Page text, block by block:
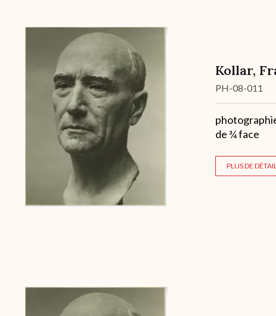
Kollar,
Cote
PH-08-011
Description
de ¾ face
PLUS DE